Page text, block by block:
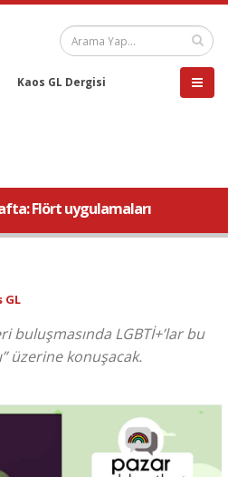
Kaos GL Dergisi
Flört uygulamaları
GL
buluşmasında LGBTİ+’lar bu
üzerine konuşacak.